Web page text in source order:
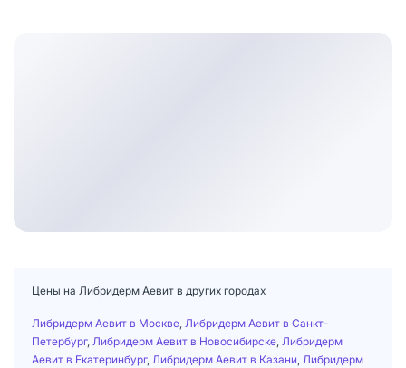
Цены на Либридерм Аевит в других городах
Либридерм Аевит в Москве Либридерм Аевит в Санкт-
Петербург, Либридерм Аевит в Новосибирске Либридерм
Аевит в Екатеринбург, Либридерм Аевит в Казани Либридерм